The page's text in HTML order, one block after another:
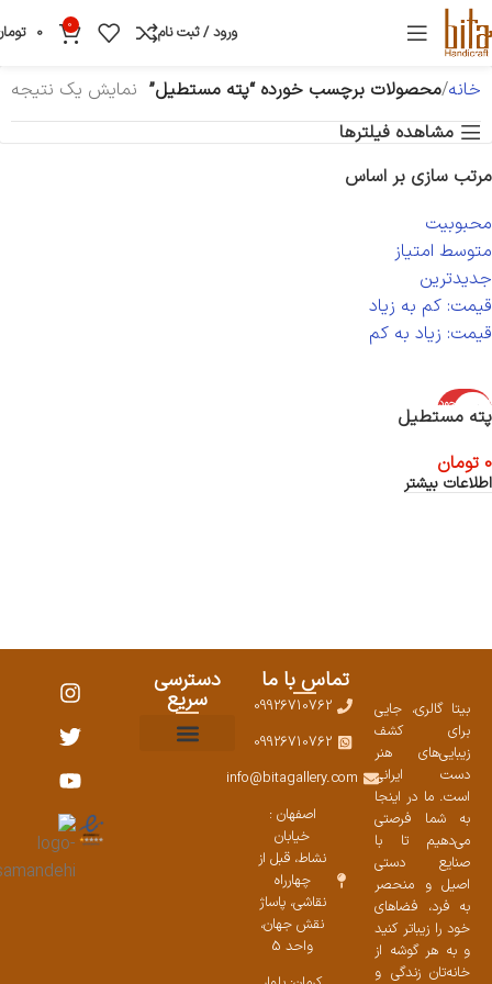
ورود / ثبت نام 0
0
خانه محصولات برچسب خورده “پته مستطیل” نمایش یک نتیجه
مشاهده فیلترها
مرتب سازی بر اساس
محبوبیت
متوسط امتیاز
جدیدترین
قیمت: کم به زیاد
قیمت: زیاد به کم
اتمام موجود
ی
پته مستطیل
0 تومان
اطلاعات بیشتر
بیتا گالری، جایی
برای کشف
زیبایی‌های هنر
دست ایرانی
است. ما در اینجا
به شما فرصتی
می‌دهیم تا با
صنایع دستی
اصیل و منحصر
به فرد، فضاهای
خود را زیباتر کنید
و به هر گوشه از
خانه‌تان زندگی و
تماس با ما
09926710762
09926710762
info@bitagallery.com
اصفهان :
خیابان
نشاط، قبل از
چهارراه
نقاشی، پاساژ
نقش جهان،
واحد 5
دسترسی
سریع